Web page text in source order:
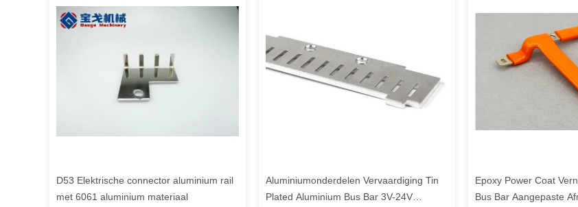
D53 Elektrische connector aluminium rail
met 6061 aluminium materiaal
Aluminiumonderdelen Vervaardiging Tin
Plated Aluminium Bus Bar 3V-24V
Epoxy Power Coat
Bus Bar Aangepaste